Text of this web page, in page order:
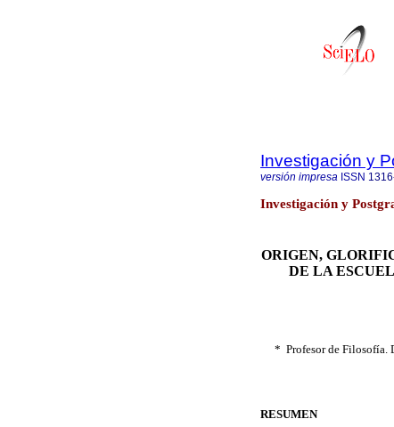
Investigación y
versión impresa ISSN
Investigación y
ORIGEN,
DE LA
* Profesor de Filosofía.
RESUMEN